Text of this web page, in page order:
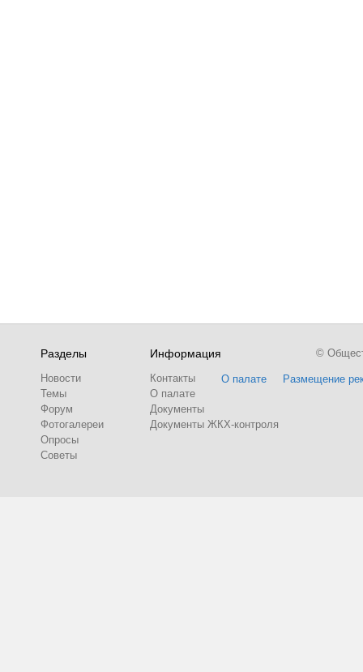
Разделы
Новости
Темы
Форум
Фотогалереи
Опросы
Советы
Информация
Контакты
О палате
Документы
Документы ЖКХ-контроля
О палате Размещение
©